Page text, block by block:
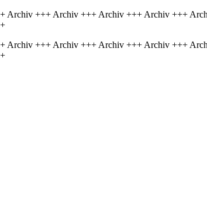
+++ Archiv +++ Archiv +++ Archiv +++
+++ Archiv +++ Archiv +++ Archiv +++